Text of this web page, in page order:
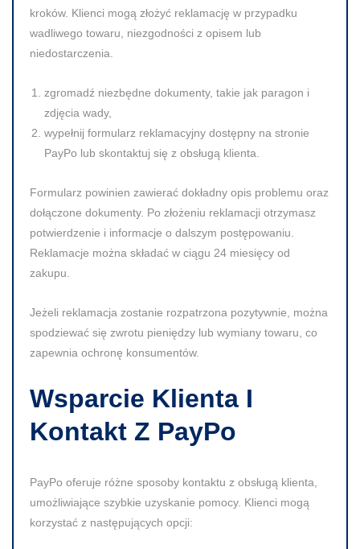
kroków. Klienci mogą złożyć reklamację w przypadku
wadliwego towaru, niezgodności z opisem lub
niedostarczenia.
zgromadź niezbędne dokumenty, takie jak paragon i
zdjęcia wady,
wypełnij formularz reklamacyjny dostępny na stronie
PayPo lub skontaktuj się z obsługą klienta.
Formularz powinien zawierać dokładny opis problemu oraz
dołączone dokumenty. Po złożeniu reklamacji otrzymasz
potwierdzenie i informacje o dalszym postępowaniu.
Reklamacje można składać w ciągu 24 miesięcy od
zakupu.
Jeżeli reklamacja zostanie rozpatrzona pozytywnie, można
spodziewać się zwrotu pieniędzy lub wymiany towaru, co
zapewnia ochronę konsumentów.
Wsparcie Klienta I
Kontakt Z PayPo
PayPo oferuje różne sposoby kontaktu z obsługą klienta,
umożliwiające szybkie uzyskanie pomocy. Klienci mogą
korzystać z następujących opcji: